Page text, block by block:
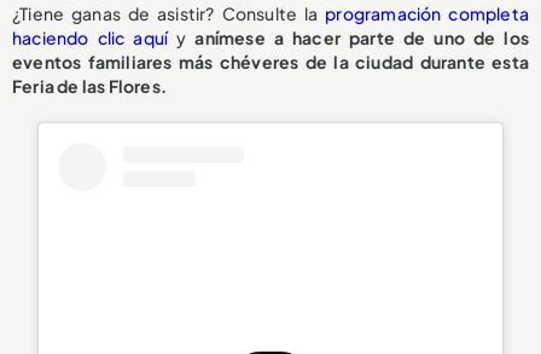
¿Tiene ganas de asistir? Consulte la programación completa
haciendo clic aquíyanímese a hacer parte de uno de los
eventos familiares más chéveres de la ciudad durante esta
Feria de las Flores.